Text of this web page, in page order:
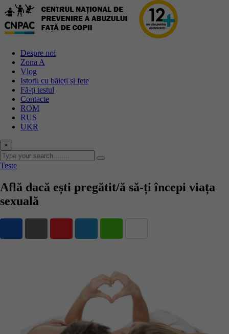
to
content
Despre noi
Zona A
Vlog
Istorii cu băieți și fete
Fă-ți testul
Contacte
ROM
RUS
UKR
×
Teste
Află dacă ești pregătit/ă să-ți începi viața
sexuală